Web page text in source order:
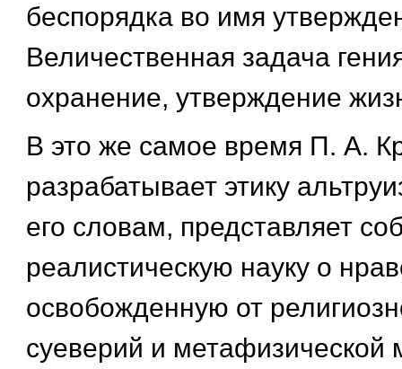
беспорядка во имя
Величественная задача
охранение, утверждение
В это же самое время П. А.
разрабатывает этику
его словам, представляет
реалистическую науку о
освобожденную от
суеверий и метафизической